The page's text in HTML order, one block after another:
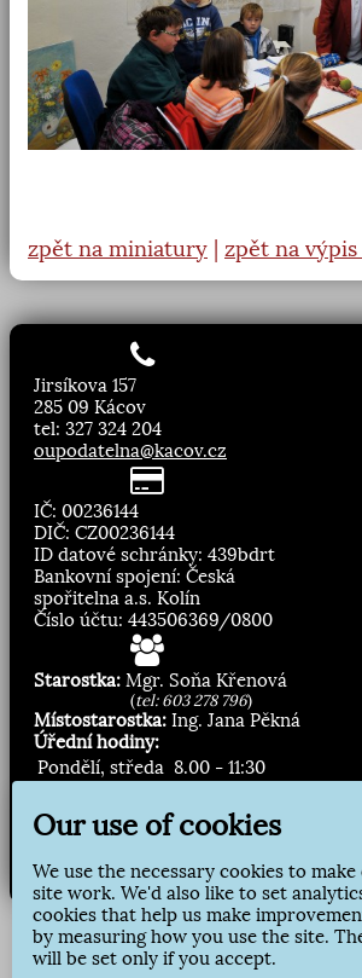
zpět na miniatury zpět na
Jirsíkova 157
285 09 Kácov
tel: 327 324 204
oupodatelna@kacov.cz
IČ: 00236144
DIČ: CZ00236144
ID datové schránky: 439bdrt
Bankovní spojení: Česká
spořitelna a.s. Kolín
Číslo účtu: 443506369/0800
Starostka: Mgr. Soňa Křenová
(tel: 603 278 796)
Místostarostka: Ing. Jana Pěkná
Úřední hodiny:
Pondělí, středa 8.00 - 11:30
Přihlásit odběr
Our use of cookies
We use the necessary cookies to
site work. We'd also like to set
cookies that help us make
by measuring how you use the site.
will be set only if you accept.